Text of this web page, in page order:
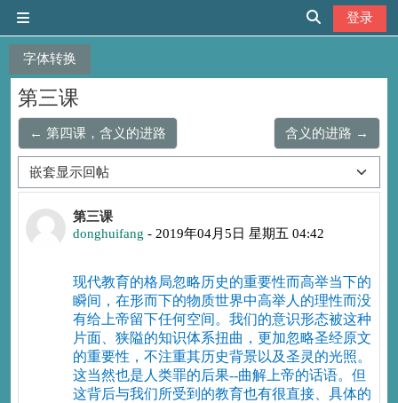
字体转换
切换搜索输入
登录
第三课
← 第四课，含义的进路 含义的进路 →
显示模式
第三课
donghuifang - 2019年04月5日 星期五 04:42
回帖数：4
现代教育的格局忽略历史的重要性而高举当下的
瞬间，在形而下的物质世界中高举人的理性而没
有给上帝留下任何空间。我们的意识形态被这种
片面、狭隘的知识体系扭曲，更加忽略圣经原文
的重要性，不注重其历史背景以及圣灵的光照。
这当然也是人类罪的后果--曲解上帝的话语。但
这背后与我们所受到的教育也有很直接、具体的